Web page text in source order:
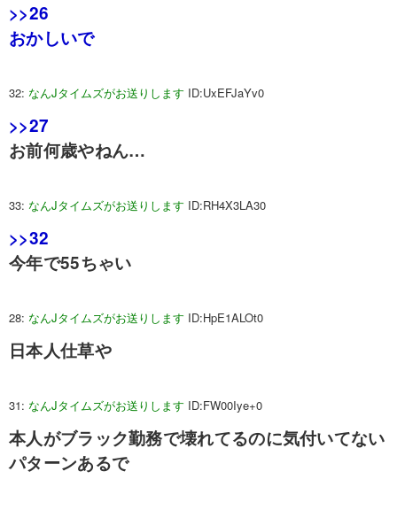
>>26
おかしいで
32: なんJタイムズがお送りします ID:UxEFJaYv0
>>27
お前何歳やねん…
33: なんJタイムズがお送りします ID:RH4X3LA30
>>32
今年で55ちゃい
28: なんJタイムズがお送りします ID:HpE1ALOt0
日本人仕草や
31: なんJタイムズがお送りします ID:FW00Iye+0
本人がブラック勤務で壊れてるのに気付いてない
パターンあるで